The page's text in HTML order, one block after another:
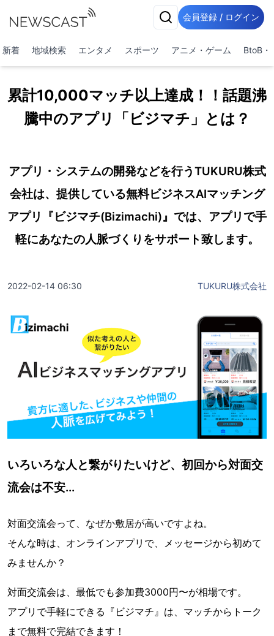
会員登録 / ログイン
新着 地域検索 エンタメ スポーツ アニメ・ゲーム BtoB・
累計10,000マッチ以上達成！！話題沸
騰中のアプリ「ビジマチ」とは？
アプリ・システムの開発などを行うTUKURU株式
会社は、提供している無料ビジネスAIマッチング
アプリ『ビジマチ(Bizimachi)』では、アプリで手
軽にあなたの人脈づくりをサポート致します。
2022-02-14 06:30 TUKURU株式会社
いろいろな人と繋がりたいけど、初回から対面交
流会は不安...
対面交流会って、なぜか敷居が高いですよね。
そんな時は、オンラインアプリで、メッセージから初めて
みませんか？
対面交流会は、最低でも参加費3000円〜が相場です。
アプリで手軽にできる『ビジマチ』は、マッチからトーク
まで無料で完結できます！